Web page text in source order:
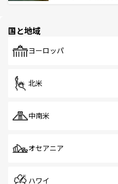
で、ホーカーズは地元
国と地域
ヨーロッパ
北米
中南米
オセアニア
ハワイ